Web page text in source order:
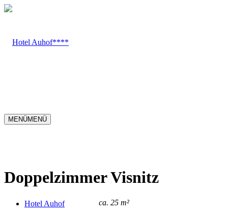
MENÜMENÜ
Hotel Auhof
Doppelzimmer Visnitz
ca. 25 m²